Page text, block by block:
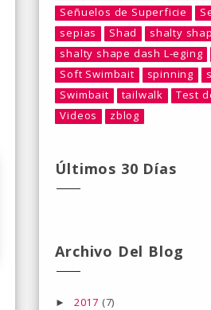
Señuelos de Superficie
sepias
Shad
shalty
shalty shape dash L-eging
Soft Swimbait
spinning
Swimbait
tailwalk
Test
Videos
zblog
Últimos 30 Días
Archivo Del Blog
► 2017 (7)